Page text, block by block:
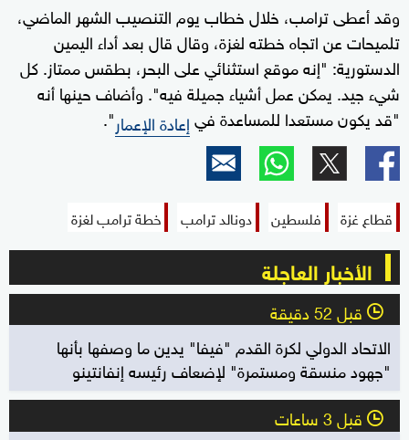
وقد أعطى ترامب، خلال خطاب يوم التنصيب الشهر الماضي،
تلميحات عن اتجاه خطته لغزة، وقال قال بعد أداء اليمين
الدستورية: "إنه موقع استثنائي على البحر، بطقس ممتاز. كل
شيء جيد. يمكن عمل أشياء جميلة فيه". وأضاف حينها أنه
"قد يكون مستعدا للمساعدة فيإعادة الإعمار".
قطاع غزة فلسطين دونالد ترامب خطة ترامب لغزة
الأخبار العاجلة
l قبل 52 دقيقة
الاتحاد الدولي لكرة القدم "فيفا" يدين ما وصفها بأنها
"جهود منسقة ومستمرة" لإضعاف رئيسه إنفانتينو
l قبل 3 ساعات